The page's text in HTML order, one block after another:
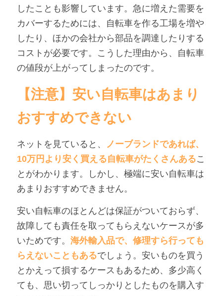
したことも影響しています。急に増えた需要を
カバーするためには、自転車を作る工場を増や
したり、ほかの会社から部品を調達したりする
コストが必要です。こうした理由から、自転車
の値段が上がってしまったのです。
【注意】安い自転車はあまり
おすすめできない
ネットを見ていると、 ノーブランドであれば、
10万円より安く買える自転車がたくさんあるこ
とがわかります。しかし、極端に安い自転車は
あまりおすすめできません。
安い自転車のほとんどは保証がついておらず、
故障しても責任を取ってもらえないケースが多
いためです。 海外輸入品で、修理すら行っても
らえないこともあるでしょう。安いものを買う
とかえって損するケースもあるため、多少高く
ても、思い切ってしっかりとしたものを購入す